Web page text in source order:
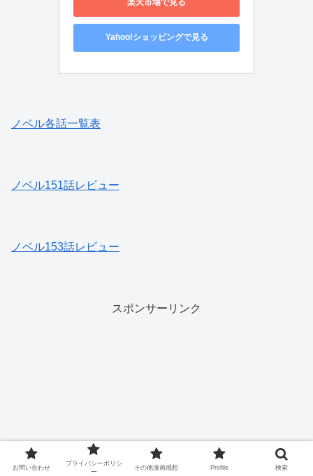
楽天市場で見る
Yahoo!ショッピングで見る
ノベル各話一覧表
ノベル151話レビュー
ノベル153話レビュー
スポンサーリンク
お問い合わせ
プライバシーポリシ
ー
その他漫画感想 Profile 検索